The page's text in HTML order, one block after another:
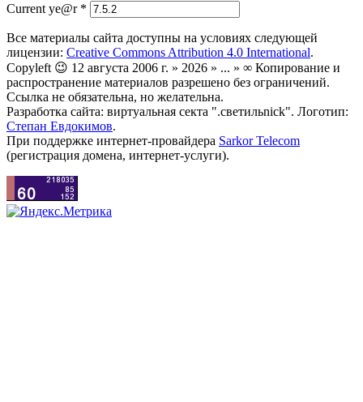
Current ye@r *
Все материалы сайта доступны на условиях следующей
лицензии: Creative Commons Attribution 4.0 International.
Copyleft 😉 12 августа 2006 г. » 2026 » ... » ∞ Копирование и
распространение материалов разрешено без ограничений.
Ссылка не обязательна, но желательна.
Разработка сайта: виртуальная секта ".светильnick". Логотип:
Степан Евдокимов.
При поддержке интернет-провайдера Sarkor Telecom
(регистрация домена, интернет-услуги).